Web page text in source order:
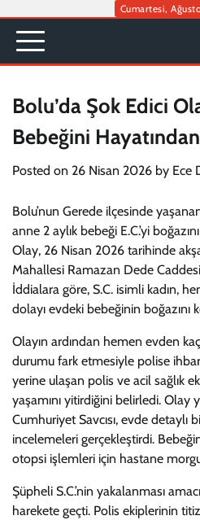
content
Cumartesi,
Bolu’da Şok Edici
Bebeğini
Posted on 26 Nisan 2026 by Ece
Bolu’nun Gerede ilçesinde
anne 2 aylık bebeği E.C.’yi
Olay, 26 Nisan 2026 tarihinde
Mahallesi Ramazan Dede
İddialara göre, S.C. isimli kadın,
dolayı evdeki bebeğinin boğazını
Olayın ardından hemen evden
durumu fark etmesiyle polise
yerine ulaşan polis ve acil sağlık
yaşamını yitirdiğini belirledi. Olay
Cumhuriyet Savcısı, evde detaylı
incelemeleri gerçekleştirdi.
otopsi işlemleri için hastane
Şüpheli S.C.’nin yakalanması
harekete geçti. Polis ekiplerinin